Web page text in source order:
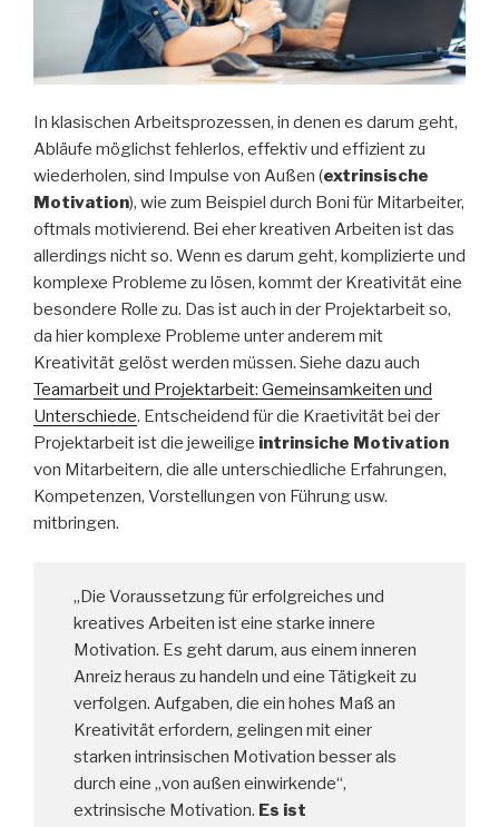
In klasischen Arbeitsprozessen, in denen es darum geht,
Abläufe möglichst fehlerlos, effektiv und effizient zu
wiederholen, sind Impulse von Außen (extrinsische
Motivation), wie zum Beispiel durch Boni für Mitarbeiter,
oftmals motivierend. Bei eher kreativen Arbeiten ist das
allerdings nicht so. Wenn es darum geht, komplizierte und
komplexe Probleme zu lösen, kommt der Kreativität eine
besondere Rolle zu. Das ist auch in der Projektarbeit so,
da hier komplexe Probleme unter anderem mit
Kreativität gelöst werden müssen. Siehe dazu auch
Teamarbeit und Projektarbeit: Gemeinsamkeiten und
Unterschiede. Entscheidend für die Kraetivität bei der
Projektarbeit ist die jeweilige intrinsiche Motivation
von Mitarbeitern, die alle unterschiedliche Erfahrungen,
Kompetenzen, Vorstellungen von Führung usw.
mitbringen.
„Die Voraussetzung für erfolgreiches und
kreatives Arbeiten ist eine starke innere
Motivation. Es geht darum, aus einem inneren
Anreiz heraus zu handeln und eine Tätigkeit zu
verfolgen. Aufgaben, die ein hohes Maß an
Kreativität erfordern, gelingen mit einer
starken intrinsischen Motivation besser als
durch eine „von außen einwirkende“,
extrinsische Motivation. Es ist